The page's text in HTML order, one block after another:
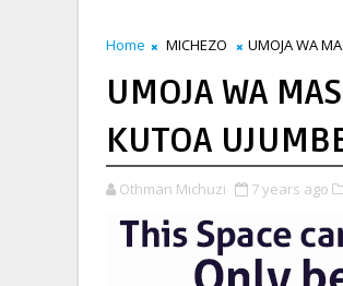
Home MICHEZO UMOJA WA
UMOJA WA
KUTOA
Othman Michuzi 7 years ago